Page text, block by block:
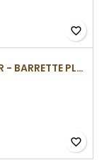
favorite_border
STYLO SLIMLINE OR - BARRETTE PLATE
favorite_border